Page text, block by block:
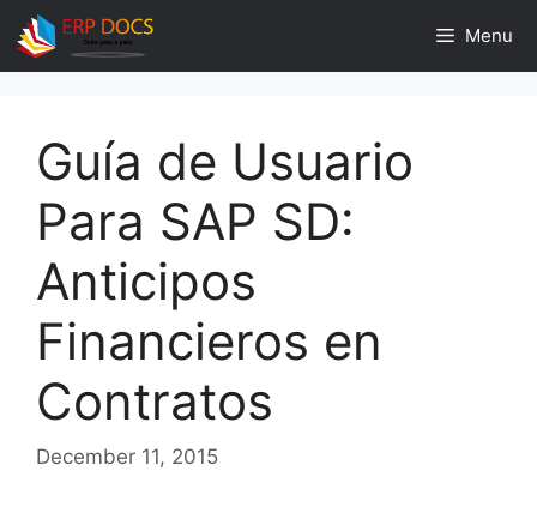
Skip
to
content
Menu
Guía de Usuario
Para SAP SD:
Anticipos
Financieros en
Contratos
December 11, 2015